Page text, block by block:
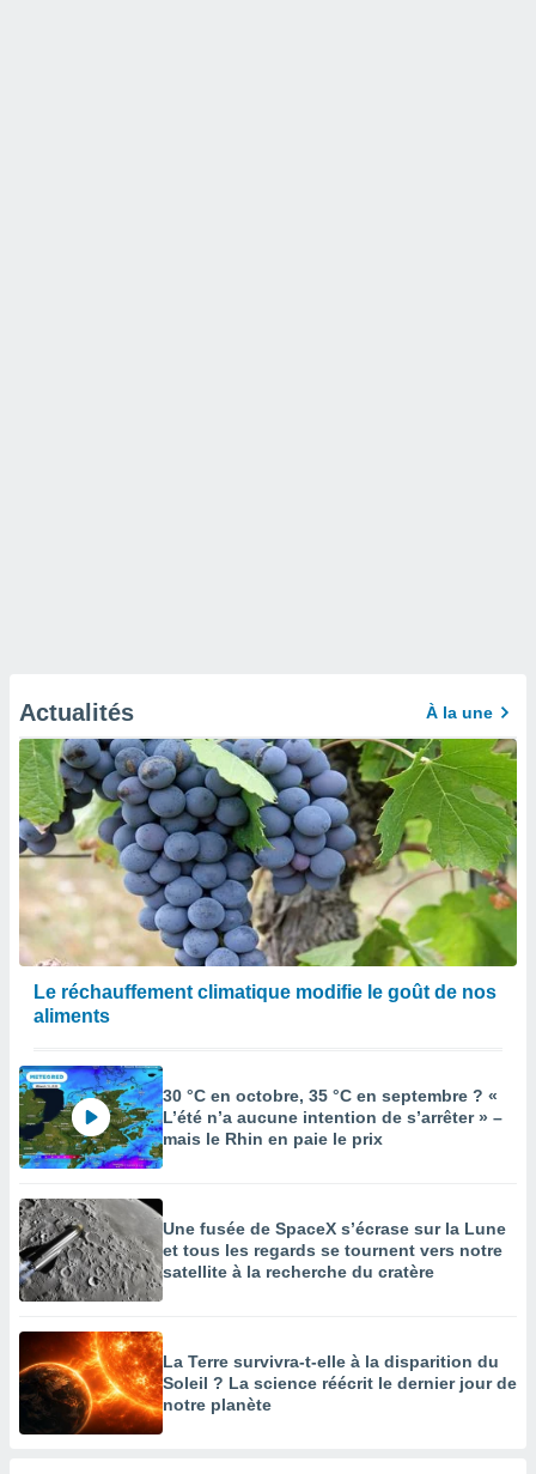
Actualités À la une
Le réchauffement climatique modifie le goût de nos
aliments
30 °C en octobre, 35 °C en septembre ? «
L’été n’a aucune intention de s’arrêter » –
mais le Rhin en paie le prix
Une fusée de SpaceX s’écrase sur la Lune
et tous les regards se tournent vers notre
satellite à la recherche du cratère
La Terre survivra-t-elle à la disparition du
Soleil ? La science réécrit le dernier jour de
notre planète